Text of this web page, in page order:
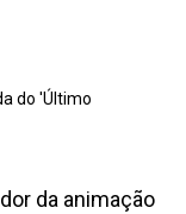
da animação